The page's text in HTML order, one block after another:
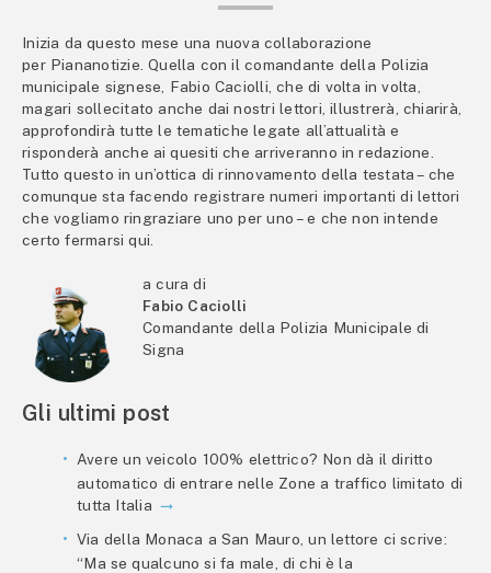
Inizia da questo mese una nuova collaborazione
per Piananotizie. Quella con il comandante della Polizia
municipale signese, Fabio Caciolli, che di volta in volta,
magari sollecitato anche dai nostri lettori, illustrerà, chiarirà,
approfondirà tutte le tematiche legate all’attualità e
risponderà anche ai quesiti che arriveranno in redazione.
Tutto questo in un’ottica di rinnovamento della testata – che
comunque sta facendo registrare numeri importanti di lettori
che vogliamo ringraziare uno per uno – e che non intende
certo fermarsi qui.
a cura di
Fabio Caciolli
Comandante della Polizia Municipale di
Signa
Gli ultimi post
Avere un veicolo 100% elettrico? Non dà il diritto
automatico di entrare nelle Zone a traffico limitato di
tutta Italia
Via della Monaca a San Mauro, un lettore ci scrive:
“Ma se qualcuno si fa male, di chi è la